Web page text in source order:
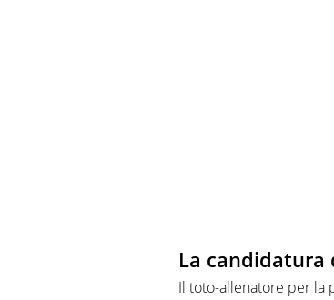
La candidatura
Il toto-allenatore per la